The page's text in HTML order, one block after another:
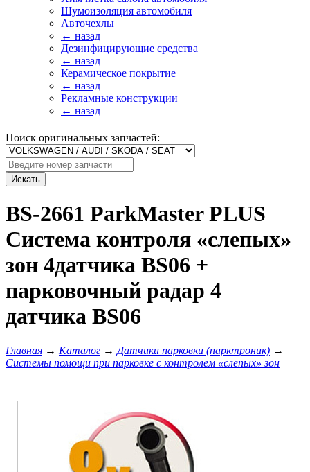
Шумоизоляция автомобиля
Авточехлы
← назад
Дезинфицирующие средства
← назад
Керамическое покрытие
← назад
Рекламные конструкции
← назад
Поиск оригинальных запчастей:
Искать
BS-2661 ParkMaster PLUS
Система контроля «слепых»
зон 4датчика BS06 +
парковочный радар 4
датчика BS06
Главная → Каталог → Датчики парковки (парктроник) →
Системы помощи при парковке с контролем «слепых» зон